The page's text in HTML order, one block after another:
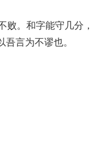
败。和字能守几分
言为不谬也。